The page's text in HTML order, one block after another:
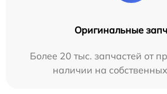
Оригинальные
Более 20 тыс. запчастей от
наличии на